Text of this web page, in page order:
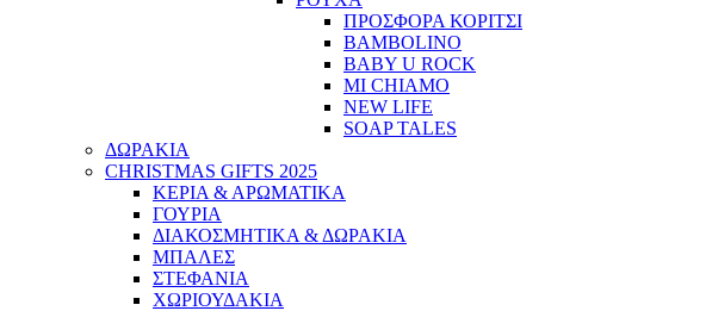
ΠΡΟΣΦΟΡΑ ΚΟΡΙΤΣΙ
BAMBOLINO
BABY U ROCK
MI CHIAMO
NEW LIFE
SOAP TALES
ΔΩΡΑΚΙΑ
CHRISTMAS GIFTS 2025
ΚΕΡΙΑ & ΑΡΩΜΑΤΙΚΑ
ΓΟΥΡΙΑ
ΔΙΑΚΟΣΜΗΤΙΚΑ & ΔΩΡΑΚΙΑ
ΜΠΑΛΕΣ
ΣΤΕΦΑΝΙΑ
ΧΩΡΙΟΥΔΑΚΙΑ